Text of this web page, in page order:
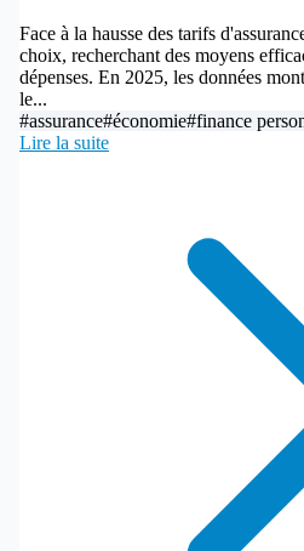
Face à la hausse des tarifs
choix, recherchant des moyens
dépenses. En 2025, les données
le...
#assurance#économie#finance
Lire la suite